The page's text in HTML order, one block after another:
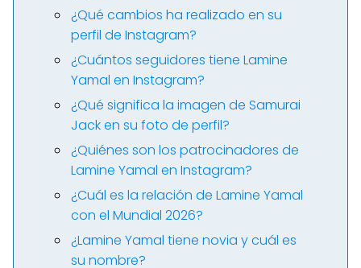
¿Qué cambios ha realizado en su
perfil de Instagram?
¿Cuántos seguidores tiene Lamine
Yamal en Instagram?
¿Qué significa la imagen de Samurai
Jack en su foto de perfil?
¿Quiénes son los patrocinadores de
Lamine Yamal en Instagram?
¿Cuál es la relación de Lamine Yamal
con el Mundial 2026?
¿Lamine Yamal tiene novia y cuál es
su nombre?